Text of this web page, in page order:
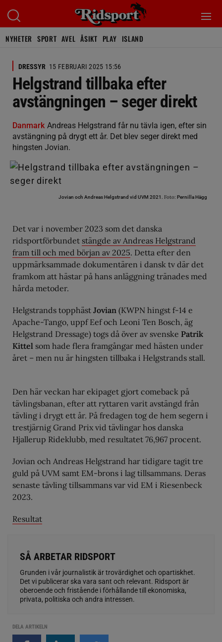
NYHETER SPORT AVEL ÅSIKT PLAY ISLAND
DRESSYR 15 FEBRUARI 2025 15:56
Helgstrand tillbaka efter
avstängningen – seger direkt
Danmark Andreas Helgstrand får nu tävla igen, efter sin
avstängning på drygt ett år. Det blev seger direkt med
hingsten Jovian.
Jovian och Andreas Helgstrand vid UVM 2021. Foto: Pernilla Hägg
Det var i november 2023 som det danska
ridsportförbundet stängde av Andreas Helgstrand
fram till och med början av 2025. Detta efter den
uppmärksammade dokumentären i dansk tv där det
framkom att hästar på hans anläggning tränades med
hårda metoder.
Helgstrands topphäst Jovian (KWPN hingst f-14 e
Apache-Tango, uppf Eef och Leoni Ten Bosch, äg
Helgstrand Dressage) togs då över av svenske Patrik
Kittel som hade flera framgångar med hästen under
året – men nu är hingsten tillbaka i Helgstrands stall.
Den här veckan har ekipaget gjort comeback på
tävlingsbanan, efter att ryttaren varit avstängd från
tävling i drygt ett år. På fredagen tog de hem segern i
trestjärnig Grand Prix vid tävlingar hos danska
Hjallerup Rideklubb, med resultatet 76,967 procent.
Jovian och Andreas Helgstrand har tidigare tagit tre
guld på UVM samt EM-brons i lag tillsammans. Deras
senaste tävling tillsammans var vid EM i Riesenbeck
2023.
Resultat
SÅ ARBETAR RIDSPORT
Grunden i vår journalistik är trovärdighet och opartiskhet.
Det vi publicerar ska vara sant och relevant. Ridsport är
oberoende och fristående i förhållande till ekonomiska,
privata, politiska och andra intressen.
DELA ARTIKELN